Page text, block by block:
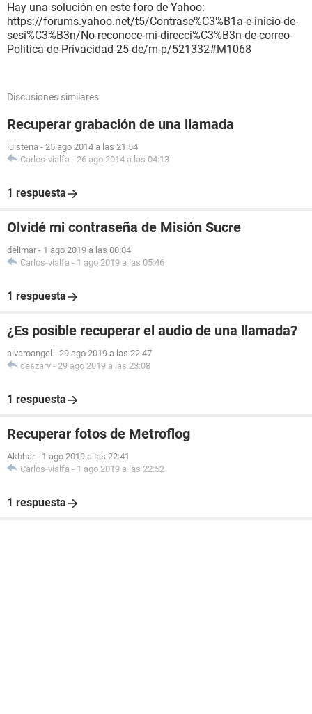
Hay una solución en este foro de Yahoo:
https://forums.yahoo.net/t5/Contrase%C3%B1a-e-inicio-de-
sesi%C3%B3n/No-reconoce-mi-direcci%C3%B3n-de-correo-
Politica-de-Privacidad-25-de/m-p/521332#M1068
Discusiones similares
Recuperar grabación de una llamada
luistena - 25 ago 2014 a las 21:54
Carlos-vialfa - 26 ago 2014 a las 04:13
1 respuesta
Olvidé mi contraseña de Misión Sucre
delimar - 1 ago 2019 a las 00:04
Carlos-vialfa - 1 ago 2019 a las 05:46
1 respuesta
¿Es posible recuperar el audio de una llamada?
alvaroangel - 29 ago 2019 a las 22:47
ceszarv - 29 ago 2019 a las 23:08
1 respuesta
Recuperar fotos de Metroflog
Akbhar - 1 ago 2019 a las 22:41
Carlos-vialfa - 1 ago 2019 a las 22:52
1 respuesta